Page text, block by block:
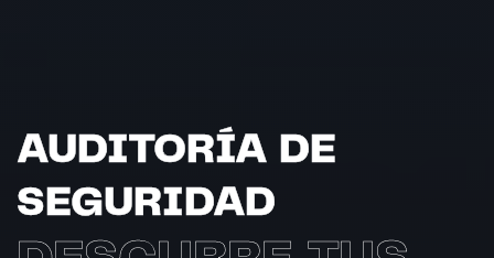
AUDITORÍA DE
SEGURIDAD